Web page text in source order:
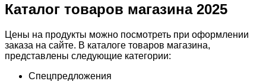
Каталог товаров магазина 2025
Цены на продукты можно посмотреть при оформлении
заказа на сайте. В каталоге товаров магазина,
представлены следующие категории:
Спецпредложения